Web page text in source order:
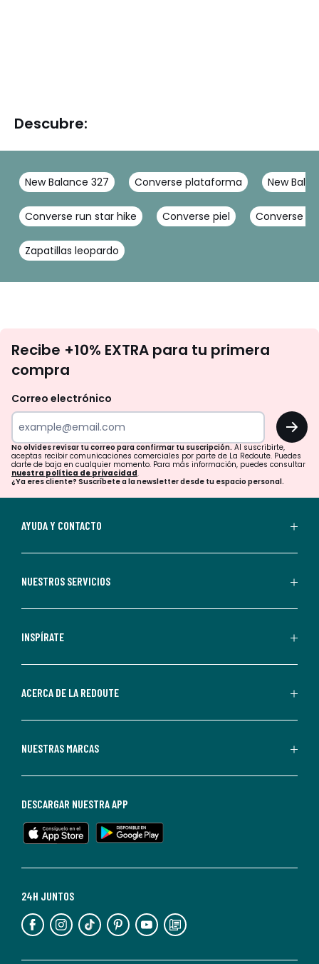
Descubre:
New Balance 327 Converse plataforma New
Converse run star hike Converse piel Converse
Zapatillas leopardo
te
tu
para
confirmar
tu
suscripción.
aceptas
comerciales
personalizadas
parte
Redoute.
de
en
cualquier
Para
información,
puedes
Recibe +10% EXTRA para tu primera
compra
Correo electrónico
OK
No olvides revisar tu correo para confirmar tu suscripción. Al suscribirte,
aceptas recibir comunicaciones comerciales por parte de La Redoute. Puedes
darte de baja en cualquier momento. Para más información, puedes consultar
nuestra política de privacidad.
¿Ya eres cliente? Suscríbete a la newsletter desde tu espacio personal.
AYUDA Y CONTACTO
NUESTROS SERVICIOS
INSPÍRATE
ACERCA DE LA REDOUTE
NUESTRAS MARCAS
24H JUNTOS
DESCARGAR NUESTRA APP